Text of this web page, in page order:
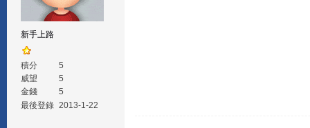
新手上路
積分
5
威望
5
金錢
5
最後登錄 2013-1-22